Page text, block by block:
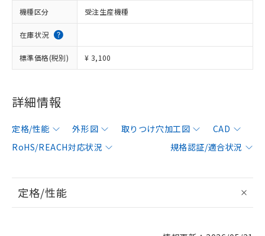
機種区分 受注生産機種
在庫状況
標準価格(税別) ¥ 3,100
詳細情報
定格/性能 外形図 取りつけ穴加工図
CAD
RoHS/REACH対応状況
規格認証/適合状況
定格/性能